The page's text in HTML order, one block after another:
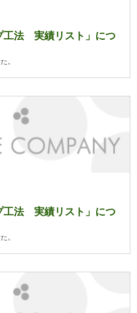
工法 実績リスト」につ
。
をご覧ください。
工法 実績リスト」につ
。
をご覧ください。